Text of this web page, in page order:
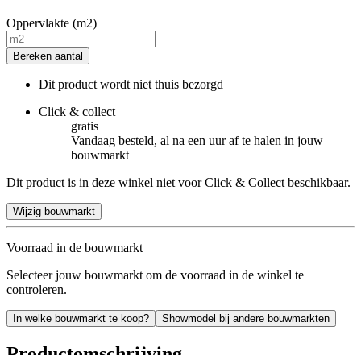
Oppervlakte (m2)
Bereken aantal
Dit product wordt niet thuis bezorgd
Click & collect
gratis
Vandaag besteld, al na een uur af te halen in jouw
bouwmarkt
Dit product is in deze winkel niet voor Click & Collect beschikbaar.
Wijzig bouwmarkt
Voorraad in de bouwmarkt
Selecteer jouw bouwmarkt om de voorraad in de winkel te
controleren.
In welke bouwmarkt te koop? Showmodel bij andere bouwmarkten